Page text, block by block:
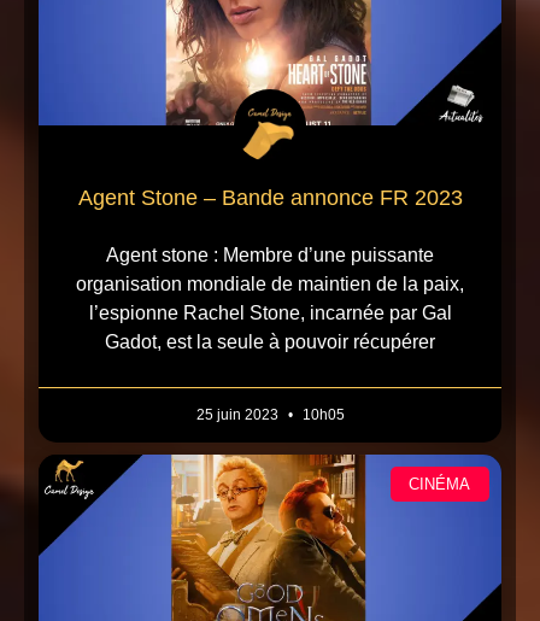
Agent Stone – Bande annonce FR 2023
Agent stone : Membre d’une puissante
organisation mondiale de maintien de la paix,
l’espionne Rachel Stone, incarnée par Gal
Gadot, est la seule à pouvoir récupérer
25 juin 2023 10h05
CINÉMA